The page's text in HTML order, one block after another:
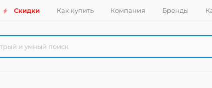
Скидки Как купить Компания Бренды